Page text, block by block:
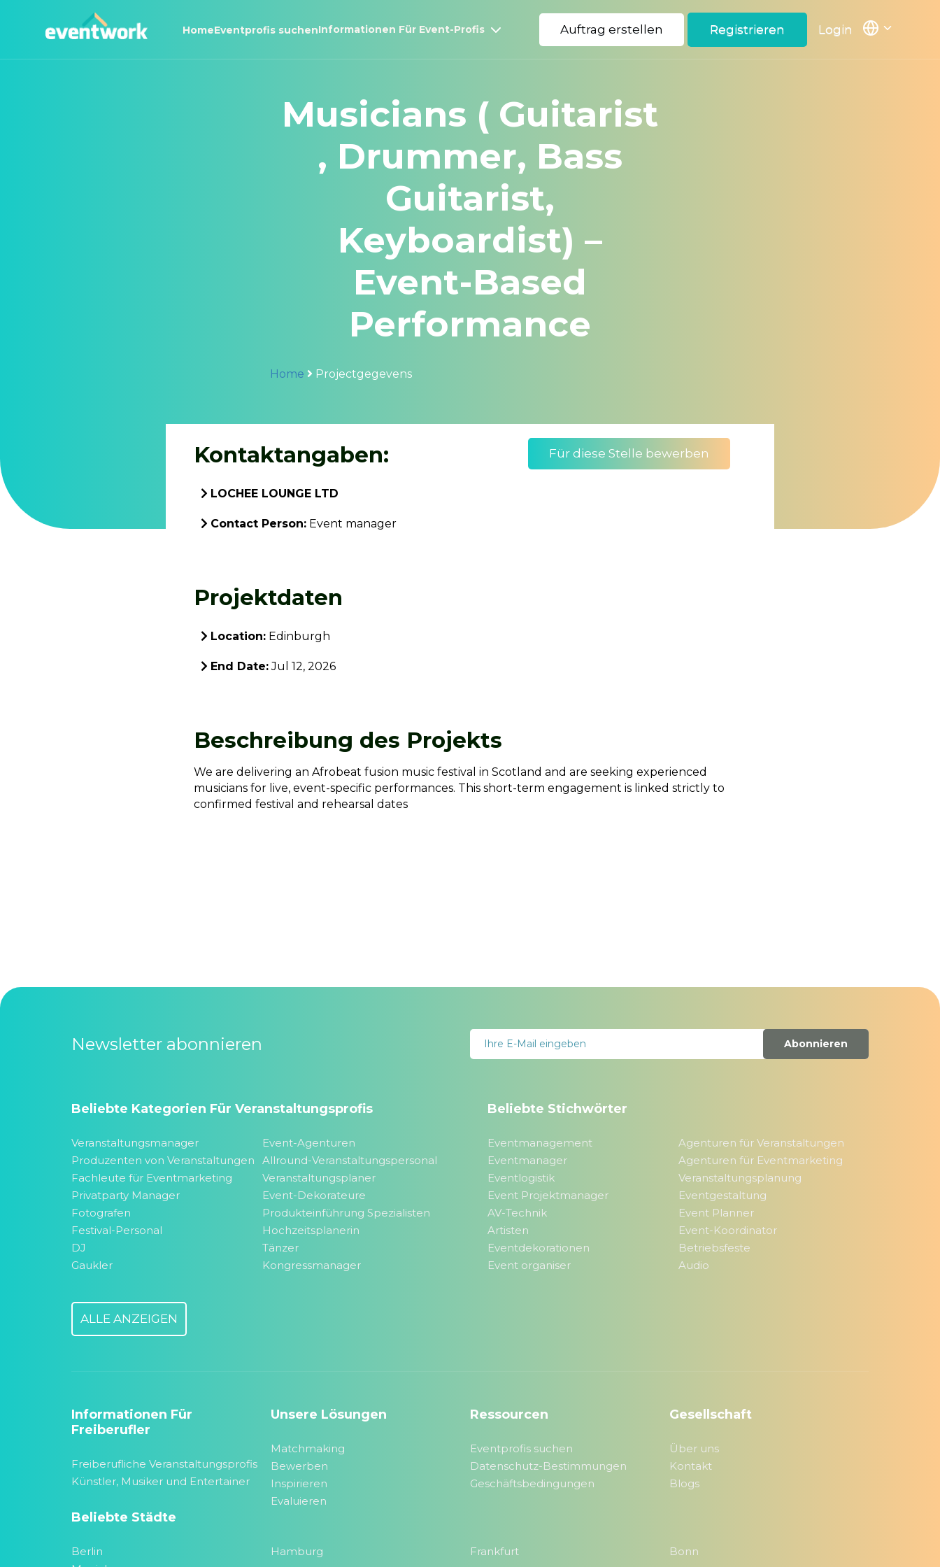
HomeEventprofis suchenInformationen Für Event-Profis Auftrag erstellen Registrieren Login
Musicians ( Guitarist
, Drummer, Bass
Guitarist,
Keyboardist) –
Event-Based
Performance
Home Projectgegevens
Kontaktangaben:
LOCHEE LOUNGE LTD
Contact Person: Event manager
Für diese Stelle bewerben
Projektdaten
Location: Edinburgh
End Date:Jul 12, 2026
Beschreibung des Projekts
We are delivering an Afrobeat fusion music festival in Scotland and are seeking experienced
musicians for live, event-specific performances. This short-term engagement is linked strictly to
confirmed festival and rehearsal dates
Newsletter abonnieren Abonnieren
Beliebte Kategorien Für Veranstaltungsprofis
Veranstaltungsmanager
Event-Agenturen
Produzenten von Veranstaltungen
Allround-Veranstaltungspersonal
Fachleute für Eventmarketing
Veranstaltungsplaner
Privatparty Manager
Event-Dekorateure
Fotografen
Produkteinführung Spezialisten
Festival-Personal
Hochzeitsplanerin
DJ
Tänzer
Gaukler
Kongressmanager
Beliebte Stichwörter
Eventmanagement
Agenturen für Veranstaltungen
Eventmanager
Agenturen für Eventmarketing
Eventlogistik
Veranstaltungsplanung
Event Projektmanager
Eventgestaltung
AV-Technik
Event Planner
Artisten
Event-Koordinator
Eventdekorationen
Betriebsfeste
Event organiser
Audio
ALLE ANZEIGEN
Informationen Für
Freiberufler
Freiberufliche Veranstaltungsprofis
Künstler, Musiker und Entertainer
Unsere Lösungen
Matchmaking
Bewerben
Inspirieren
Evaluieren
Ressourcen
Eventprofis suchen
Datenschutz-Bestimmungen
Geschäftsbedingungen
Gesellschaft
Über uns
Kontakt
Blogs
Beliebte Städte
Berlin
Hamburg Frankfurt Bonn